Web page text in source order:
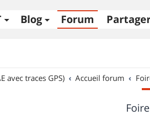
Blog Forum
avec traces GPS)
Accueil forum